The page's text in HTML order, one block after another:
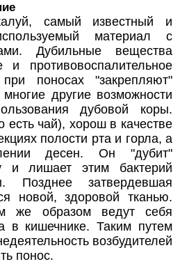
самый известный и
материал с
Дубильные вещества
противовоспалительное
поносах "закрепляют"
другие возможности
дубовой коры.
есть чай), хорош в качестве
полости рта и горла, а
десен. Он "дубит"
и лишает этим бактерий
Позднее затвердевшая
новой, здоровой тканью.
же образом ведут себя
в кишечнике. Таким путем
возбудителей
понос.